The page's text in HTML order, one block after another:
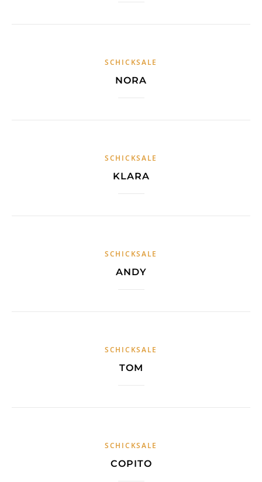
SCHICKSALE
NORA
SCHICKSALE
KLARA
SCHICKSALE
ANDY
SCHICKSALE
TOM
SCHICKSALE
COPITO